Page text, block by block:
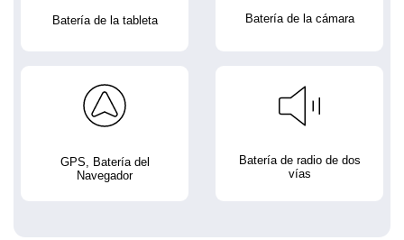
Batería de la tableta Batería de la cámara
GPS, Batería del
Navegador
Batería de radio de dos
vías